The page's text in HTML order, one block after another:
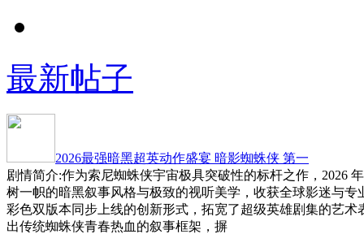
最新帖子
2026最强暗黑超英动作盛宴 暗影蜘蛛侠 第一
剧情简介:作为索尼蜘蛛侠宇宙极具突破性的标杆之作，2026
树一帜的暗黑叙事风格与极致的视听美学，收获全球影迷与
彩色双版本同步上线的创新形式，拓宽了超级英雄剧集的艺
出传统蜘蛛侠青春热血的叙事框架，摒